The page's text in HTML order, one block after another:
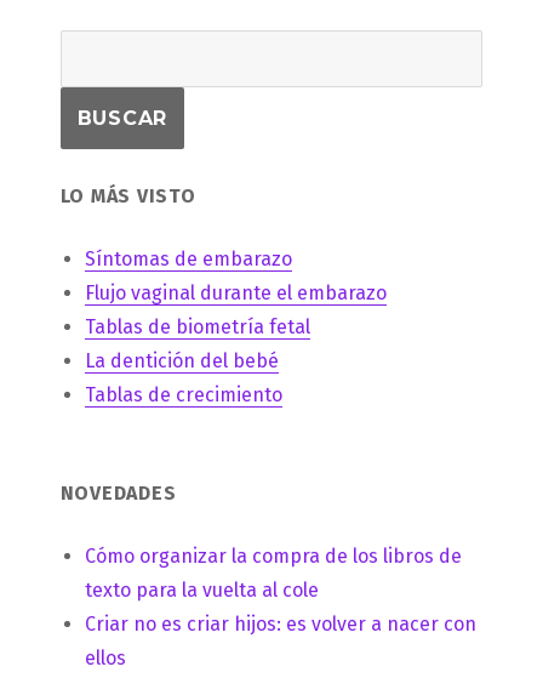
LO MÁS VISTO
Síntomas de embarazo
Flujo vaginal durante el embarazo
Tablas de biometría fetal
La dentición del bebé
Tablas de crecimiento
NOVEDADES
Cómo organizar la compra de los libros de
texto para la vuelta al cole
Criar no es criar hijos: es volver a nacer con
ellos